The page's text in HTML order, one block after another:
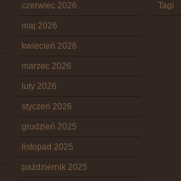
czerwiec 2026
maj 2026
kwiecień 2026
marzec 2026
luty 2026
styczeń 2026
grudzień 2025
listopad 2025
październik 2025
Tagi